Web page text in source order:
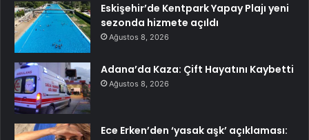
Eskişehir’de Kentpark Yapay Plajı yeni
sezonda hizmete açıldı
Ağustos 8, 2026
Adana’da Kaza: Çift Hayatını Kaybetti
Ağustos 8, 2026
Ece Erken’den ‘yasak aşk’ açıklaması: